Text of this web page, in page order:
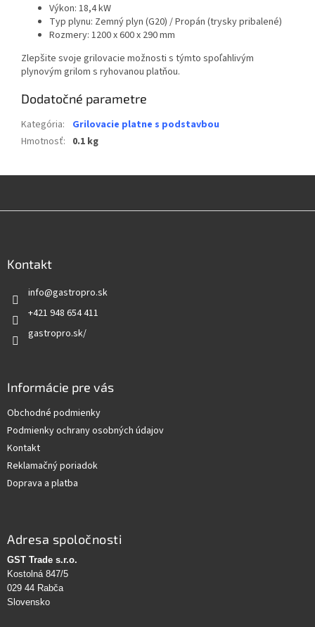
Výkon: 18,4 kW
Typ plynu: Zemný plyn (G20) / Propán (trysky pribalené)
Rozmery: 1200 x 600 x 290 mm
Zlepšite svoje grilovacie možnosti s týmto spoľahlivým
plynovým grilom s ryhovanou platňou.
Dodatočné parametre
Kategória:
Grilovacie platne s podstavbou
Hmotnosť: 0.1 kg
Kontakt
info@gastropro.sk
+421 948 654 411
gastropro.sk/
Informácie pre vás
Obchodné podmienky
Podmienky ochrany osobných údajov
Kontakt
Reklamačný poriadok
Doprava a platba
Adresa spoločnosti
GST Trade s.r.o.
Kostolná 847/5
029 44 Rabča
Slovensko